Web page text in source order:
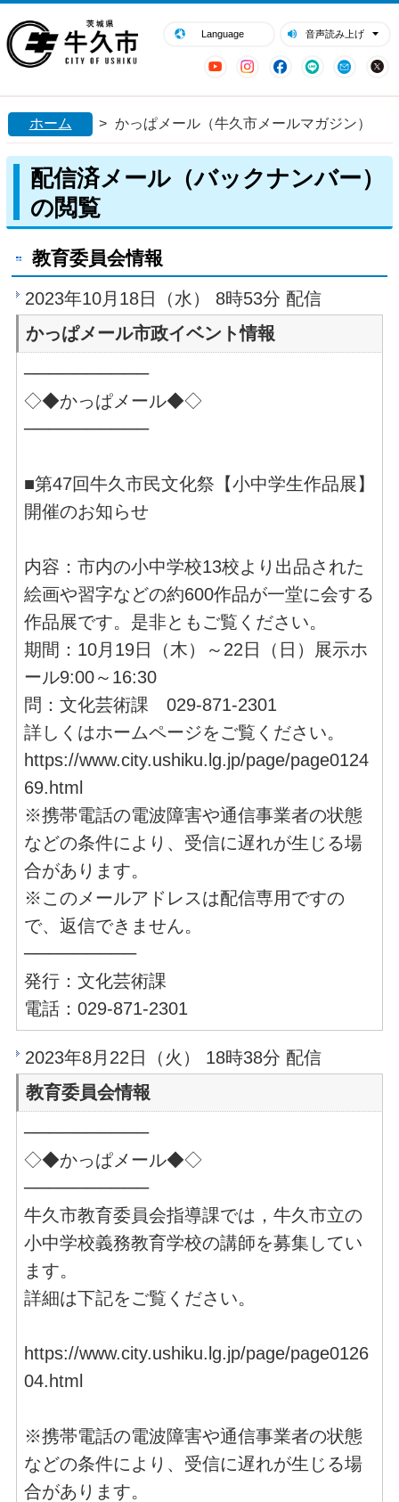
Language 音声読み上げ
YouTubeInstagram
Facebook
LINE Mail
閉じる
ホーム > かっぱメール（牛久市メールマガジン）
配信済メール（バックナンバー）
の閲覧
教育委員会情報
2023年10月18日（水） 8時53分 配信
かっぱメール市政イベント情報
──────────
◇◆かっぱメール◆◇
──────────
■第47回牛久市民文化祭【小中学生作品展】
開催のお知らせ
内容：市内の小中学校13校より出品された
絵画や習字などの約600作品が一堂に会する
作品展です。是非ともご覧ください。
期間：10月19日（木）～22日（日）展示ホ
ール9:00～16:30
問：文化芸術課 029-871-2301
詳しくはホームページをご覧ください。
https://www.city.ushiku.lg.jp/page/page0124
69.html
※携帯電話の電波障害や通信事業者の状態
などの条件により、受信に遅れが生じる場
合があります。
※このメールアドレスは配信専用ですの
で、返信できません。
─────────
発行：文化芸術課
電話：029-871-2301
2023年8月22日（火） 18時38分 配信
教育委員会情報
──────────
◇◆かっぱメール◆◇
──────────
牛久市教育委員会指導課では，牛久市立の
小中学校義務教育学校の講師を募集してい
ます。
詳細は下記をご覧ください。
https://www.city.ushiku.lg.jp/page/page0126
04.html
※携帯電話の電波障害や通信事業者の状態
などの条件により、受信に遅れが生じる場
合があります。